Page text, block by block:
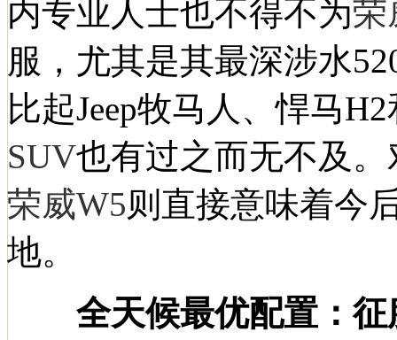
内专业人士也不得不为荣
服，尤其是其最深涉水
比起Jeep牧马人 、悍马H2
SUV也有过之而无不及
荣威W5则直接意味着今
地。
全天候最优配置：